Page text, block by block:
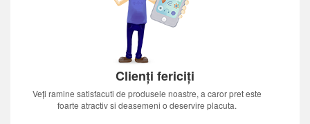
Clienți fericiți
Veți ramine satisfacuti de produsele noastre, a caror pret este
foarte atractiv si deasemeni o deservire placuta.